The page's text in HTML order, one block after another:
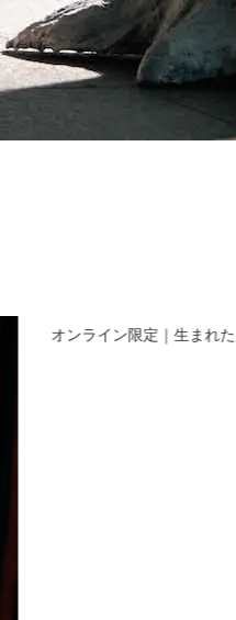
オンライン限定｜生まれ